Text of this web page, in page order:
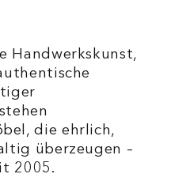
Handwerkskunst,
die ehrlich,
überzeugen –
2005.